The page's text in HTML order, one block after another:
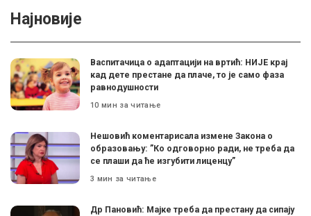
Најновије
Васпитачица о адаптацији на вртић: НИЈЕ крај
кад дете престане да плаче, то је само фаза
равнодушности
10 мин за читање
Нешовић коментарисала измене Закона о
образовању: ”Ко одговорно ради, не треба да
се плаши да ће изгубити лиценцу”
3 мин за читање
Др Пановић: Мајке треба да престану да сипају